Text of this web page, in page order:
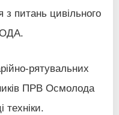
з питань цивільного
ОДА.
рятувальних
ПРВ Осмолода
техніки.